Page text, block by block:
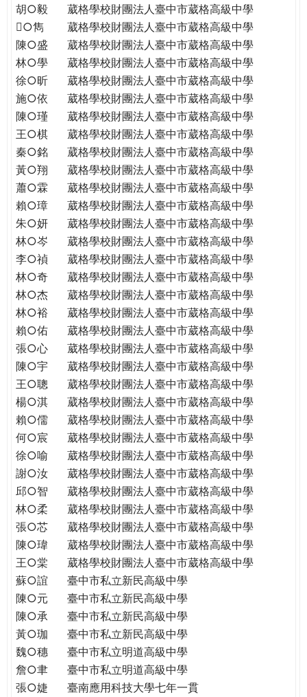
YOU
THE
PATH
GLOBAL
CITIZENSHIP
胡○毅
葳格學校財團法人臺中市葳格高級中學
○雋
葳格學校財團法人臺中市葳格高級中學
陳○盛
葳格學校財團法人臺中市葳格高級中學
林○學
葳格學校財團法人臺中市葳格高級中學
徐○昕
葳格學校財團法人臺中市葳格高級中學
施○依
葳格學校財團法人臺中市葳格高級中學
陳○瑾
葳格學校財團法人臺中市葳格高級中學
王○棋
葳格學校財團法人臺中市葳格高級中學
秦○銘
葳格學校財團法人臺中市葳格高級中學
黃○翔
葳格學校財團法人臺中市葳格高級中學
蕭○霖
葳格學校財團法人臺中市葳格高級中學
賴○璋
葳格學校財團法人臺中市葳格高級中學
朱○妍
葳格學校財團法人臺中市葳格高級中學
林○岑
葳格學校財團法人臺中市葳格高級中學
李○禎
葳格學校財團法人臺中市葳格高級中學
林○奇
葳格學校財團法人臺中市葳格高級中學
林○杰
葳格學校財團法人臺中市葳格高級中學
林○裕
葳格學校財團法人臺中市葳格高級中學
賴○佑
葳格學校財團法人臺中市葳格高級中學
張○心
葳格學校財團法人臺中市葳格高級中學
陳○宇
葳格學校財團法人臺中市葳格高級中學
王○聰
葳格學校財團法人臺中市葳格高級中學
楊○淇
葳格學校財團法人臺中市葳格高級中學
賴○儒
葳格學校財團法人臺中市葳格高級中學
何○宸
葳格學校財團法人臺中市葳格高級中學
徐○喻
葳格學校財團法人臺中市葳格高級中學
謝○汝
葳格學校財團法人臺中市葳格高級中學
邱○智
葳格學校財團法人臺中市葳格高級中學
林○柔
葳格學校財團法人臺中市葳格高級中學
張○芯
葳格學校財團法人臺中市葳格高級中學
陳○瑋
葳格學校財團法人臺中市葳格高級中學
王○棠
葳格學校財團法人臺中市葳格高級中學
蘇○誼
臺中市私立新民高級中學
陳○元
臺中市私立新民高級中學
陳○承
臺中市私立新民高級中學
黃○珈
臺中市私立新民高級中學
魏○穗
臺中市私立明道高級中學
詹○聿
臺中市私立明道高級中學
張○婕
臺南應用科技大學七年一貫